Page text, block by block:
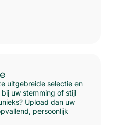
uitgebreide selectie en
uw stemming of stijl
Upload dan uw
persoonlijk